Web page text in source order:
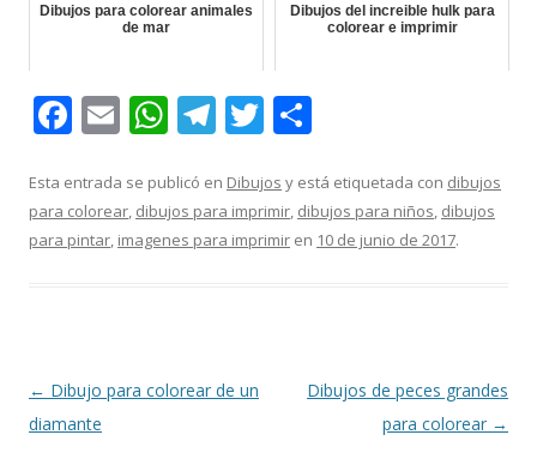
Dibujos para colorear animales
de mar
Dibujos del increible hulk para
colorear e imprimir
F
e
b
E
ai
l
W
at
s
T
e
gr
T
itt
er
m
p
Esta entrada se publicó en Dibujos y está etiquetada con dibujos
para colorear, dibujos para imprimir, dibujos para niños, dibujos
para pintar, imagenes para imprimir en 10 de junio de 2017.
Navegación
de
← Dibujo para colorear de un
diamante
Dibujos de peces grandes
para colorear →